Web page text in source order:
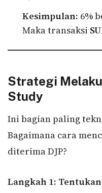
Kesimpulan: 6%
Maka transaksi
Strategi
Study
Ini bagian paling
Bagaimana cara
diterima DJP?
Langkah 1: